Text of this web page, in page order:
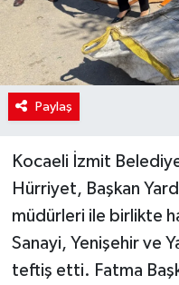
Paylaş
Kocaeli İzmit
Hürriyet, Başkan
müdürleri ile birlikte
Sanayi, Yenişehir ve
teftiş etti. Fatma